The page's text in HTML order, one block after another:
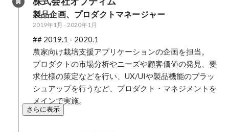
製品企画、プロダクトマネージャー
2019年1月 -2020年1月
## 2019.1 - 2020.1
農家向け栽培支援アプリケーションの企画を担当。
プロダクトの市場分析やニーズや顧客価値の発見、要
求仕様の策定などを行い、UX/UIや製品機能のブラッ
シュアップを行うなど、プロダクト・マネジメントを
メインで実施。
さらに表示